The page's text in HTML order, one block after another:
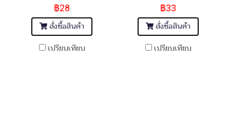
฿28
สั่งซื้อสินค้า
เปรียบเทียบ
฿33
สั่งซื้อสินค้า
เปรียบเทียบ